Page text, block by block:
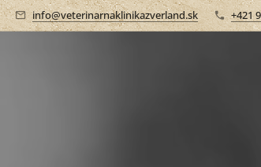
info@veterinarnaklinikazverland.sk +421